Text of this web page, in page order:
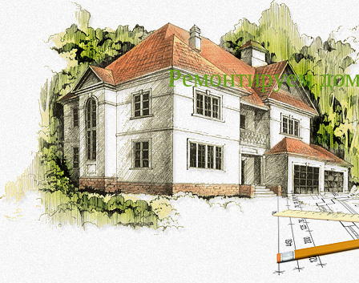
Ремонтируем